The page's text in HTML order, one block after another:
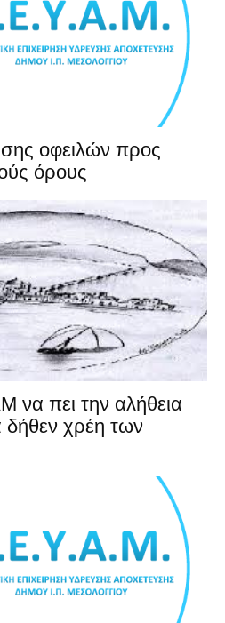
οφειλών προς
όρους
να πει την αλήθεια
δήθεν χρέη των